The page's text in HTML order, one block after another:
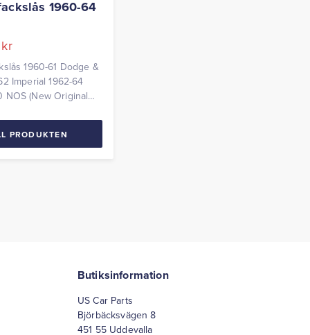
1960-64
kr
1960-61 Dodge &
Imperial 1962-64
NOS (New Original
PRODUKTEN
Butiksinformation
US Car Parts
Björbäcksvägen 8
451 55 Uddevalla